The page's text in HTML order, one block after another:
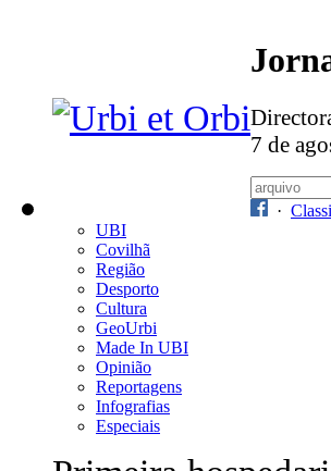
7 de
·
UBI
Covilhã
Região
Desporto
Cultura
GeoUrbi
Made In UBI
Opinião
Reportagens
Infografias
Especiais